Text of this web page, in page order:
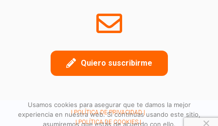
Quiero suscribirme
| POLÍTICA DE PRIVACIDAD |
| POLÍTICA DE COOKIES |
Usamos cookies para asegurar que te damos la mejor
experiencia en nuestra web. Si continúas usando este sitio,
asumiremos que estás de acuerdo con ello.